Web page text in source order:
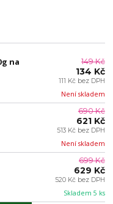
na
Není skladem
149 Kč
134 Kč
111 Kč bez DPH
Není skladem
690 Kč
621 Kč
513 Kč bez DPH
Skladem 5 ks
699 Kč
629 Kč
520 Kč bez DPH